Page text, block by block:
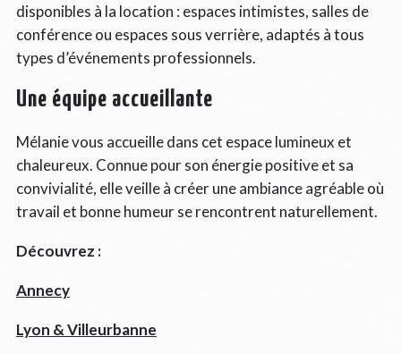
disponibles à la location : espaces intimistes, salles de
conférence ou espaces sous verrière, adaptés à tous
types d’événements professionnels.
Une équipe accueillante
Mélanie vous accueille dans cet espace lumineux et
chaleureux. Connue pour son énergie positive et sa
convivialité, elle veille à créer une ambiance agréable où
travail et bonne humeur se rencontrent naturellement.
Découvrez :
Annecy
Lyon & Villeurbanne